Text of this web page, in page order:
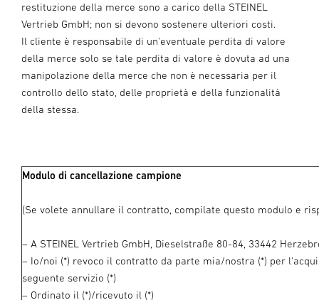
restituzione della merce sono a carico della STEINEL
Vertrieb GmbH; non si devono sostenere ulteriori costi.
Il cliente è responsabile di un'eventuale perdita di valore
della merce solo se tale perdita di valore è dovuta ad una
manipolazione della merce che non è necessaria per il
controllo dello stato, delle proprietà e della funzionalità
della stessa.
Modulo di cancellazione campione
(Se volete annullare il contratto, compilate questo modulo e
– A STEINEL Vertrieb GmbH, Dieselstraße 80-84, 33442
– Io/noi (*) revoco il contratto da parte mia/nostra (*) per
seguente servizio (*)
– Ordinato il (*)/ricevuto il (*)